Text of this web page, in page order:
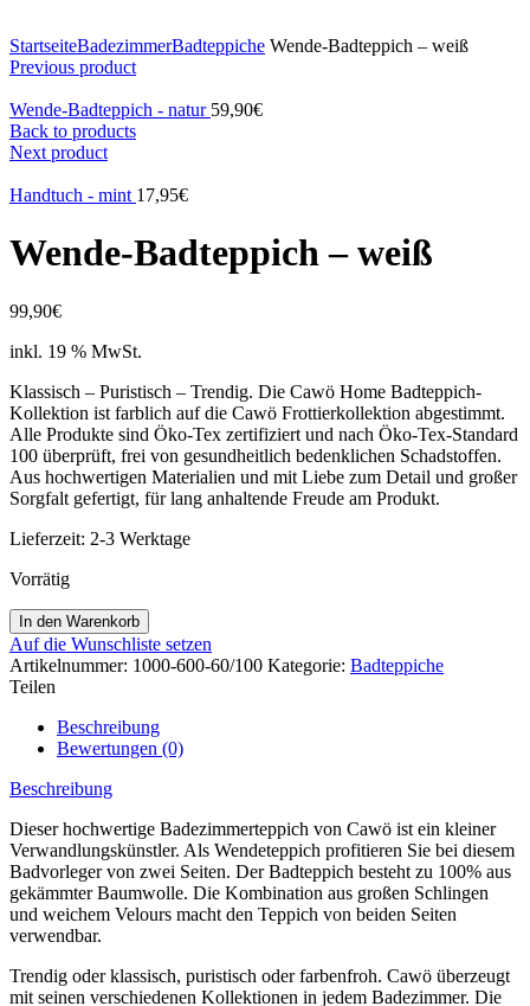
StartseiteBadezimmerBadteppiche Wende-Badteppich – weiß
Previous product
Wende-Badteppich - natur 59,90€
Back to products
Next product
Handtuch - mint 17,95€
Wende-Badteppich – weiß
99,90€
inkl. 19 % MwSt.
Klassisch – Puristisch – Trendig. Die Cawö Home Badteppich-
Kollektion ist farblich auf die Cawö Frottierkollektion abgestimmt.
Alle Produkte sind Öko-Tex zertifiziert und nach Öko-Tex-Standard
100 überprüft, frei von gesundheitlich bedenklichen Schadstoffen.
Aus hochwertigen Materialien und mit Liebe zum Detail und großer
Sorgfalt gefertigt, für lang anhaltende Freude am Produkt.
Lieferzeit: 2-3 Werktage
Vorrätig
In den Warenkorb
Auf die Wunschliste setzen
Artikelnummer: 1000-600-60/100 Kategorie: Badteppiche
Teilen
Beschreibung
Bewertungen (0)
Beschreibung
Dieser hochwertige Badezimmerteppich von Cawö ist ein kleiner
Verwandlungskünstler. Als Wendeteppich profitieren Sie bei diesem
Badvorleger von zwei Seiten. Der Badteppich besteht zu 100% aus
gekämmter Baumwolle. Die Kombination aus großen Schlingen
und weichem Velours macht den Teppich von beiden Seiten
verwendbar.
Trendig oder klassisch, puristisch oder farbenfroh. Cawö überzeugt
mit seinen verschiedenen Kollektionen in jedem Badezimmer. Die